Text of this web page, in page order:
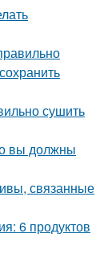
сушить
вы должны
связанные
6 продуктов